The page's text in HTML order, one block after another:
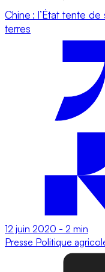
Chine : l’État tente
terres
12 juin 2020 - 2 min
Presse Politique